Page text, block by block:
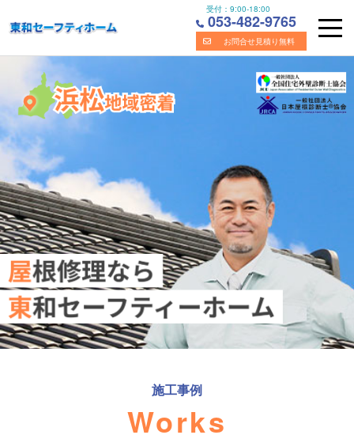
content
受付： 9:00-18:00
053-482-9765
お問合せ見積り無料
浜松市の屋根・雨漏り修理の専門業者｜株式会社東和セーフ
ティホーム
施工事例
Works